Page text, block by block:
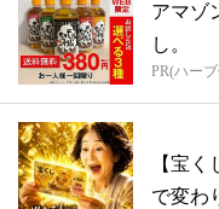
アマゾ
し。
PR(ハー
【宝
で変わ